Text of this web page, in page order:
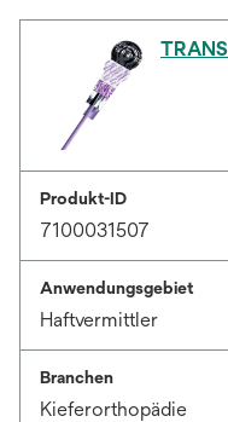
Produkt-ID
7100031507
Anwendungsgebiet
Haftvermittler
Branchen
Kieferorthopädie